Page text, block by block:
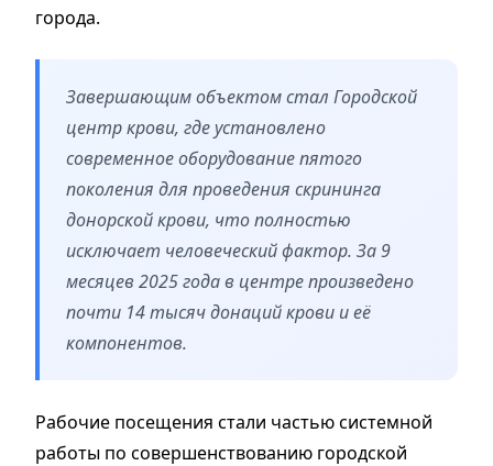
города.
Завершающим объектом стал Городской
центр крови, где установлено
современное оборудование пятого
поколения для проведения скрининга
донорской крови, что полностью
исключает человеческий фактор. За 9
месяцев 2025 года в центре произведено
почти 14 тысяч донаций крови и её
компонентов.
Рабочие посещения стали частью системной
работы по совершенствованию городской